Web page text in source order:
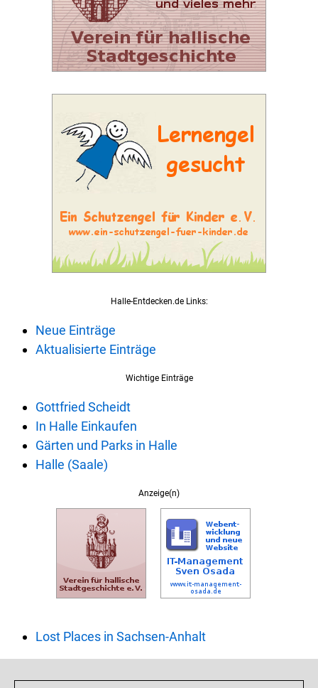
Halle-Entdecken.de Links:
Neue Einträge
Aktualisierte Einträge
Wichtige Einträge
Gottfried Scheidt
In Halle Einkaufen
Gärten und Parks in Halle
Halle (Saale)
Anzeige(n)
Lost Places in Sachsen-Anhalt